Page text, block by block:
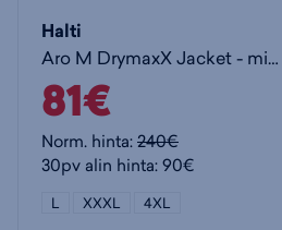
Halti
Aro M DrymaxX Jacket - miesten kuoritakki
81€
Norm. hinta:240€
30pv alin hinta: 90€
L XXXL 4XL